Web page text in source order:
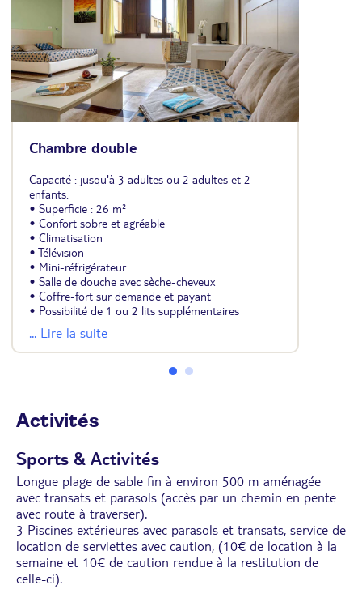
Chambre double
Capacité : jusqu'à 3 adultes ou 2 adultes et 2
enfants.
• Superficie : 26 m²
• Confort sobre et agréable
• Climatisation
• Télévision
• Mini-réfrigérateur
• Salle de douche avec sèche-cheveux
• Coffre-fort sur demande et payant
• Possibilité de 1 ou 2 lits supplémentaires
d'appoint
• Certaines avec salle de bain rafraichie ou rénovée
... Lire la suite
Activités
Sports & Activités
Longue plage de sable fin à environ 500 m aménagée
avec transats et parasols (accès par un chemin en pente
avec route à traverser).
3 Piscines extérieures avec parasols et transats, service de
location de serviettes avec caution, (10€ de location à la
semaine et 10€ de caution rendue à la restitution de
celle-ci).